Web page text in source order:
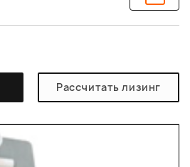
Рассчитать лизинг